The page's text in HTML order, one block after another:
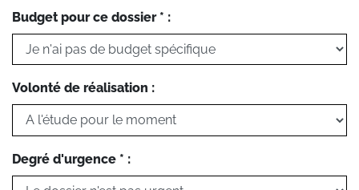
Budget pour ce dossier * :
Volonté de réalisation :
Degré d'urgence * :